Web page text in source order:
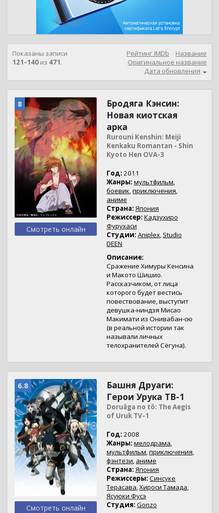
Показаны записи
121-140 из 471.
Рейтинг IMDb
Название
Оригинальное название
Дата обновления
8
Смотреть онлайн
Бродяга Кэнсин:
Новая киотская
арка
Rurouni Kenshin: Meiji
Kenkaku Romantan - Shin
Kyoto Hen OVA-3
Год: 2011
Жанры: мультфильм,
боевик,приключения,
аниме
Страна: Япония
Режиссер: Кадзухиро
Фурухаси
Студии: Aniplex,Studio
DEEN
Описание:
Сражение Химуры Кенсина
и Макото Шишио.
Рассказчиком, от лица
которого будет вестись
повествование, выступит
девушка-ниндзя Мисао
Макимати из Онивабан-сю
(в реальной истории так
называли личных
телохранителей Сёгуна).
6.8
Смотреть онлайн
Башня Друаги:
Герои Урука ТВ-1
Doruâga no tô: The Aegis
of Uruk TV-1
Год: 2008
Жанры: мелодрама,
мультфильм,приключения,
фэнтези, аниме
Страна: Япония
Режиссеры: Синсуке
Терасава,Хироси Тамада,
Ясуюки Фусэ
Студия: Gonzo